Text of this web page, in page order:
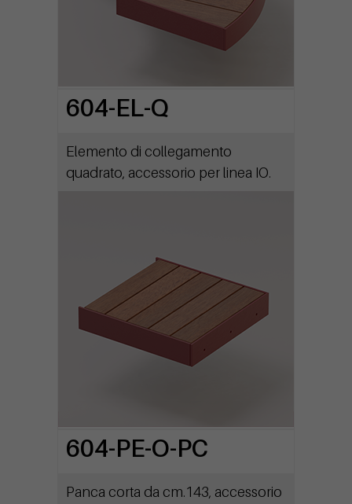
604-EL-Q
Elemento di collegamento
quadrato, accessorio per linea IO.
604-PE-O-PC
Panca corta da cm.143, accessorio